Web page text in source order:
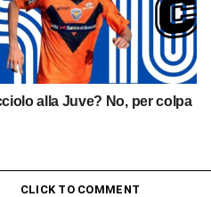
alla Juve? No, per colpa
CLICK TO COMMENT